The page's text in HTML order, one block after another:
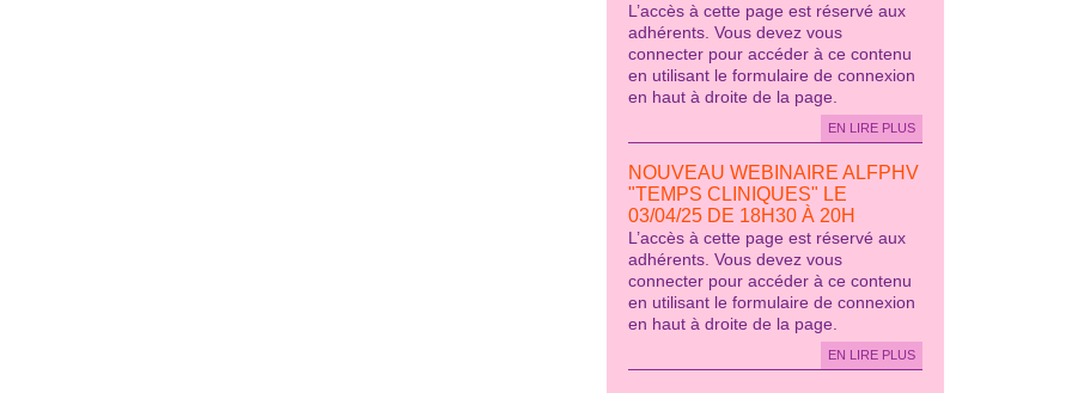
L’accès à cette page est réservé aux
adhérents. Vous devez vous
connecter pour accéder à ce contenu
en utilisant le formulaire de connexion
en haut à droite de la page.
EN LIRE PLUS
NOUVEAU WEBINAIRE ALFPHV
"TEMPS CLINIQUES" LE
03/04/25 DE 18H30 À 20H
L’accès à cette page est réservé aux
adhérents. Vous devez vous
connecter pour accéder à ce contenu
en utilisant le formulaire de connexion
en haut à droite de la page.
EN LIRE PLUS